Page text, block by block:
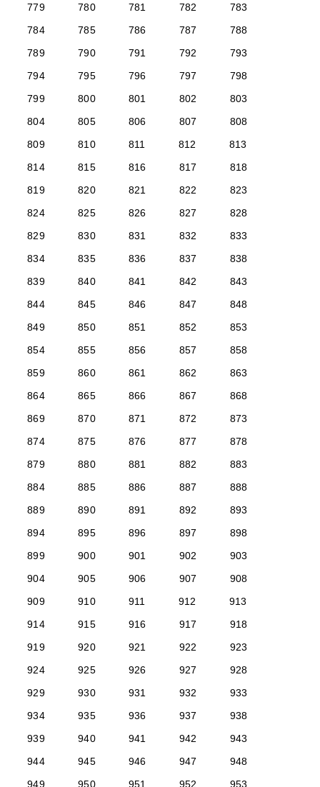
779
780 781 782
783
784
785 786 787
788
789
790 791 792
793
794
795 796 797
798
799
800 801 802
803
804
805 806 807
808
809
810 811 812
813
814
815 816 817
818
819
820 821 822
823
824
825 826 827
828
829
830 831 832
833
834
835 836 837
838
839
840 841 842
843
844
845 846 847
848
849
850 851 852
853
854
855 856 857
858
859
860 861 862
863
864
865 866 867
868
869
870 871 872
873
874
875 876 877
878
879
880 881 882
883
884
885 886 887
888
889
890 891 892
893
894
895 896 897
898
899
900 901 902
903
904
905 906 907
908
909
910 911 912
913
914
915 916 917
918
919
920 921 922
923
924
925 926 927
928
929
930 931 932
933
934
935 936 937
938
939
940 941 942
943
944
945 946 947
948
949
950 951 952 953